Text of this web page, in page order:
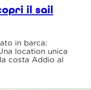
il sail
in barca:
location unica
costa Addio al